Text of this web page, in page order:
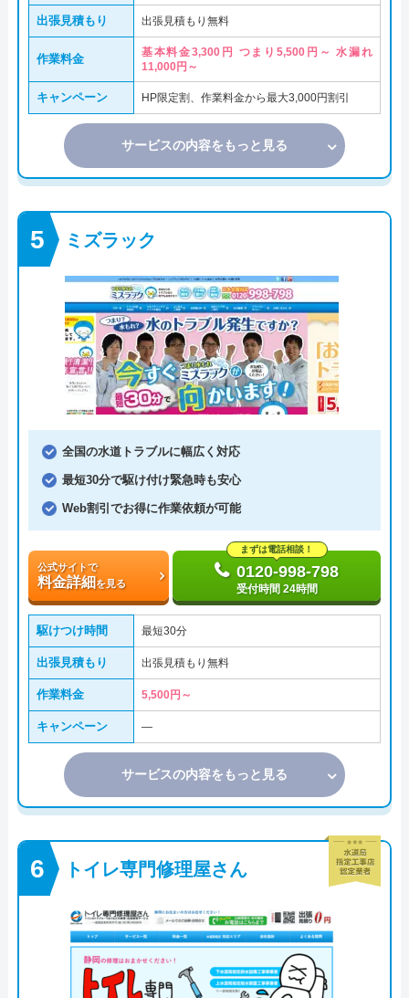
出張見積もり 出張見積もり無料
作業料金
基本料金3,300円 つまり5,500円～ 水漏れ
11,000円～
キャンペーン HP限定割、作業料金から最大3,000円割引
サービスの内容をもっと見る
ミズラック
全国の水道トラブルに幅広く対応
最短30分で駆け付け緊急時も安心
Web割引でお得に作業依頼が可能
公式サイトで
料金詳細を見る
まずは電話相談！
0120-998-798
受付時間 24時間
駆けつけ時間 最短30分
出張見積もり 出張見積もり無料
作業料金 5,500円～
キャンペーン ―
サービスの内容をもっと見る
トイレ専門修理屋さん